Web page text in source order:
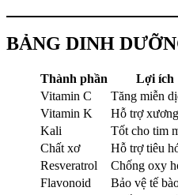
BẢNG DINH
Thành phần
Lợi ích
Vitamin C
Tăng miễn
Vitamin K
Hỗ trợ xương
Kali
Tốt cho tim
Chất xơ
Hỗ trợ tiêu
Resveratrol
Chống oxy
Flavonoid
Bảo vệ tế